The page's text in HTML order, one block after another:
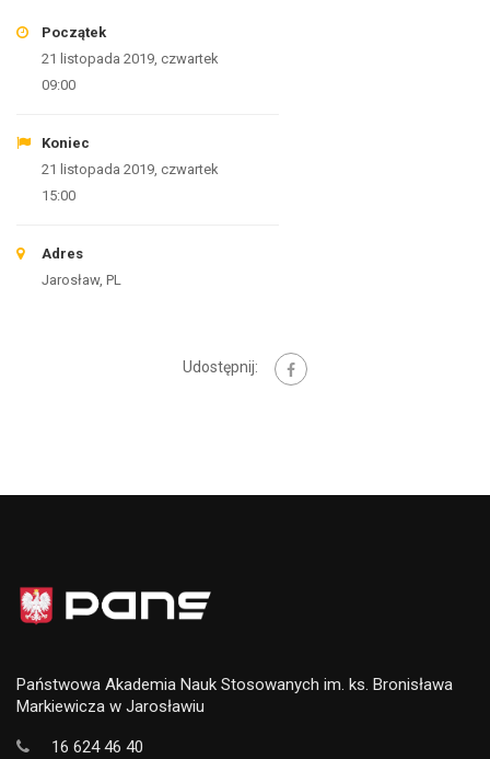
Początek
21 listopada 2019, czwartek
09:00
Koniec
21 listopada 2019, czwartek
15:00
Adres
Jarosław, PL
Udostępnij:
Państwowa Akademia Nauk Stosowanych im. ks. Bronisława
Markiewicza w Jarosławiu
16 624 46 40